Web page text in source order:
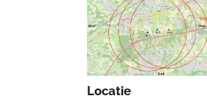
Locatie